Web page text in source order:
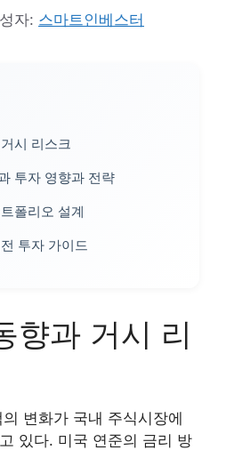
자: 스마트인베스터
시 리스크
투자 영향과 전략
폴리오 설계
투자 가이드
향과 거시 리
변화가 국내 주식시장에
있다. 미국 연준의 금리 방